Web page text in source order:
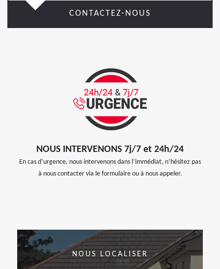
CONTACTEZ-NOUS
NOUS INTERVENONS 7j/7 et 24h/24
En cas d’urgence, nous intervenons dans l’immédiat, n’hésitez pas
à nous contacter via le formulaire ou à nous appeler.
NOUS LOCALISER